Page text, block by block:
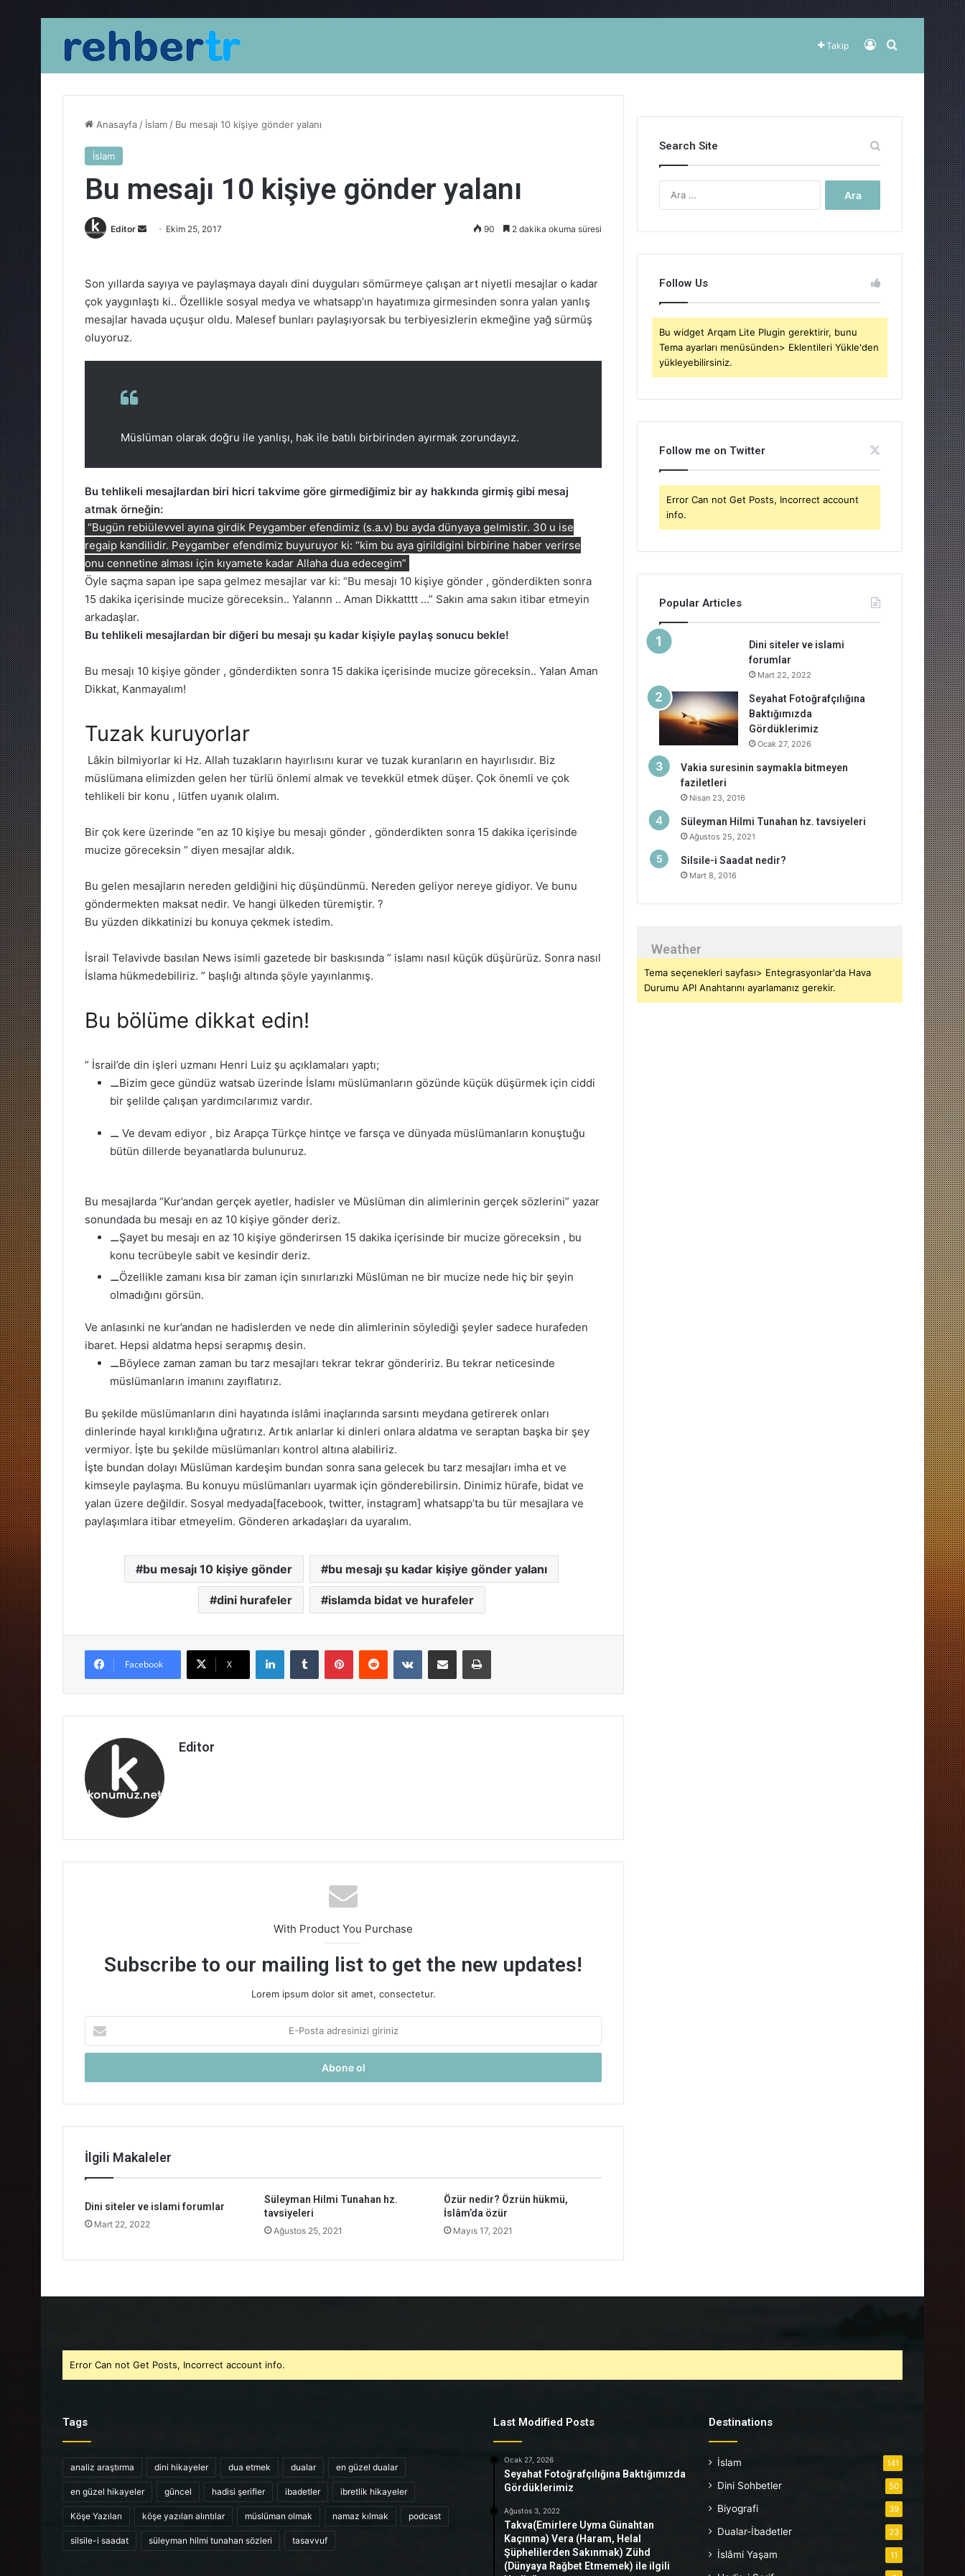
Takip Kayıt OlArama yap
Anasayfa / İslam / Bu mesajı 10 kişiye gönder yalanı
İslam
Bu mesajı 10 kişiye gönder yalanı
Editor
Bir
göndermek
Ekim 25, 2017 90 2 dakika okuma süresi
Son yıllarda sayıya ve paylaşmaya dayalı dini duyguları sömürmeye çalışan art niyetli mesajlar o kadar
çok yaygınlaştı ki.. Özellikle sosyal medya ve whatsapp’ın hayatımıza girmesinden sonra yalan yanlış
mesajlar havada uçuşur oldu. Malesef bunları paylaşıyorsak bu terbiyesizlerin ekmeğine yağ sürmüş
oluyoruz.
Müslüman olarak doğru ile yanlışı, hak ile batılı birbirinden ayırmak zorundayız.
Bu tehlikeli mesajlardan biri hicri takvime göre girmediğimiz bir ay hakkında girmiş gibi mesaj
atmak örneğin:
“Bugün rebiülevvel ayına girdik Peygamber efendimiz (s.a.v) bu ayda dünyaya gelmistir. 30 u ise
regaip kandilidir. Peygamber efendimiz buyuruyor ki: “kim bu aya girildigini birbirine haber verirse
onu cennetine alması için kıyamete kadar Allaha dua edecegim”
Öyle saçma sapan ipe sapa gelmez mesajlar var ki: “Bu mesajı 10 kişiye gönder , gönderdikten sonra
15 dakika içerisinde mucize göreceksin.. Yalannn .. Aman Dikkatttt …” Sakın ama sakın itibar etmeyin
arkadaşlar.
Bu tehlikeli mesajlardan bir diğeri bu mesajı şu kadar kişiyle paylaş sonucu bekle!
Bu mesajı 10 kişiye gönder , gönderdikten sonra 15 dakika içerisinde mucize göreceksin.. Yalan Aman
Dikkat, Kanmayalım!
Tuzak kuruyorlar
Lâkin bilmiyorlar ki Hz. Allah tuzakların hayırlısını kurar ve tuzak kuranların en hayırlısıdır. Biz
müslümana elimizden gelen her türlü önlemi almak ve tevekkül etmek düşer. Çok önemli ve çok
tehlikeli bir konu , lütfen uyanık olalım.
Bir çok kere üzerinde “en az 10 kişiye bu mesajı gönder , gönderdikten sonra 15 dakika içerisinde
mucize göreceksin ” diyen mesajlar aldık.
Bu gelen mesajların nereden geldiğini hiç düşündünmü. Nereden geliyor nereye gidiyor. Ve bunu
göndermekten maksat nedir. Ve hangi ülkeden türemiştir. ?
Bu yüzden dikkatinizi bu konuya çekmek istedim.
İsrail Telavivde basılan News isimli gazetede bir baskısında ” islamı nasıl küçük düşürürüz. Sonra nasıl
İslama hükmedebiliriz. ” başlığı altında şöyle yayınlanmış.
Bu bölüme dikkat edin!
” İsrail’de din işleri uzmanı Henri Luiz şu açıklamaları yaptı;
⚊Bizim gece gündüz watsab üzerinde İslamı müslümanların gözünde küçük düşürmek için ciddi
bir şelilde çalışan yardımcılarımız vardır.
⚊ Ve devam ediyor , biz Arapça Türkçe hintçe ve farsça ve dünyada müslümanların konuştuğu
bütün dillerde beyanatlarda bulunuruz.
Bu mesajlarda “Kur’andan gerçek ayetler, hadisler ve Müslüman din alimlerinin gerçek sözlerini” yazar
sonundada bu mesajı en az 10 kişiye gönder deriz.
⚊Şayet bu mesajı en az 10 kişiye gönderirsen 15 dakika içerisinde bir mucize göreceksin , bu
konu tecrübeyle sabit ve kesindir deriz.
⚊Özellikle zamanı kısa bir zaman için sınırlarızki Müslüman ne bir mucize nede hiç bir şeyin
olmadığını görsün.
Ve anlasınki ne kur’andan ne hadislerden ve nede din alimlerinin söylediği şeyler sadece hurafeden
ibaret. Hepsi aldatma hepsi serapmış desin.
⚊Böylece zaman zaman bu tarz mesajları tekrar tekrar göndeririz. Bu tekrar neticesinde
müslümanların imanını zayıflatırız.
Bu şekilde müslümanların dini hayatında islâmi inaçlarında sarsıntı meydana getirerek onları
dinlerinde hayal kırıklığına uğratırız. Artık anlarlar ki dinleri onlara aldatma ve seraptan başka bir şey
vermiyor. İşte bu şekilde müslümanları kontrol altına alabiliriz.
İşte bundan dolayı Müslüman kardeşim bundan sonra sana gelecek bu tarz mesajları imha et ve
kimseyle paylaşma. Bu konuyu müslümanları uyarmak için gönderebilirsin. Dinimiz hürafe, bidat ve
yalan üzere değildir. Sosyal medyada[facebook, twitter, instagram] whatsapp’ta bu tür mesajlara ve
paylaşımlara itibar etmeyelim. Gönderen arkadaşları da uyaralım.
bu mesajı 10 kişiye gönder bu mesajı şu kadar kişiye gönder yalanı
dini hurafeler islamda bidat ve hurafeler
Facebook X
LinkedInTumblr PinterestReddit VKontakteE-Posta ile paylaş Yazdır
Editor
With Product You Purchase
Subscribe to our mailing list to get the new updates!
Lorem ipsum dolor sit amet, consectetur.
Posta
adresinizi
İlgili Makaleler
Dini siteler ve islami forumlar
Mart 22, 2022
Süleyman Hilmi Tunahan hz.
tavsiyeleri
Ağustos 25, 2021
Özür nedir? Özrün hükmü,
İslâm’da özür
Mayıs 17, 2021
Search Site
Follow Us
Bu widget Arqam Lite Plugin gerektirir, bunu
Tema ayarları menüsünden> Eklentileri Yükle'den
yükleyebilirsiniz.
Follow me on Twitter
Error Can not Get Posts, Incorrect account
info.
Popular Articles
Dini siteler ve islami
forumlar
Mart 22, 2022
Seyahat Fotoğrafçılığına
Baktığımızda
Gördüklerimiz
Ocak 27, 2026
Vakia suresinin saymakla bitmeyen
faziletleri
Nisan 23, 2016
Süleyman Hilmi Tunahan hz. tavsiyeleri
Ağustos 25, 2021
Silsile-i Saadat nedir?
Mart 8, 2016
Weather
Tema seçenekleri sayfası> Entegrasyonlar'da Hava
Durumu API Anahtarını ayarlamanız gerekir.
Error Can not Get Posts, Incorrect account info.
Tags
analiz araştırma dini hikayeler dua etmek dualar en güzel dualar
en güzel hikayeler güncel hadisi şerifler ibadetler ibretlik hikayeler
Köşe Yazıları köşe yazıları alıntılar müslüman olmak namaz kılmak podcast
silsile-i saadat süleyman hilmi tunahan sözleri tasavvuf
Last Modified Posts
Ocak 27, 2026
Seyahat Fotoğrafçılığına Baktığımızda
Gördüklerimiz
Ağustos 3, 2022
Takva(Emirlere Uyma Günahtan
Kaçınma) Vera (Haram, Helal
Şüphelilerden Sakınmak) Zühd
(Dünyaya Rağbet Etmemek) ile ilgili
Destinations
İslam 141
Dini Sohbetler 50
Biyografi 39
Dualar-İbadetler 23
İslâmi Yaşam 11